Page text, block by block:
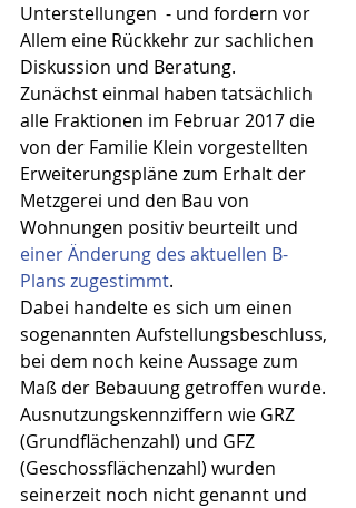
Unterstellungen  - und fordern vor
Allem eine Rückkehr zur sachlichen
Diskussion und Beratung.
Zunächst einmal haben tatsächlich
alle Fraktionen im Februar 2017 die
von der Familie Klein vorgestellten
Erweiterungspläne zum Erhalt der
Metzgerei und den Bau von
Wohnungen positiv beurteilt und
einer Änderung des aktuellen B-
Plans zugestimmt.
Dabei handelte es sich um einen
sogenannten Aufstellungsbeschluss,
bei dem noch keine Aussage zum
Maß der Bebauung getroffen wurde.
Ausnutzungskennziffern wie GRZ
(Grundflächenzahl) und GFZ
(Geschossflächenzahl) wurden
seinerzeit noch nicht genannt und